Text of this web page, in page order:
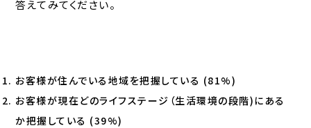
答えてみてください。
お客様が住んでいる地域を把握している (81%)
お客様が現在どのライフステージ（生活環境の段階)にある
か把握している (39%)